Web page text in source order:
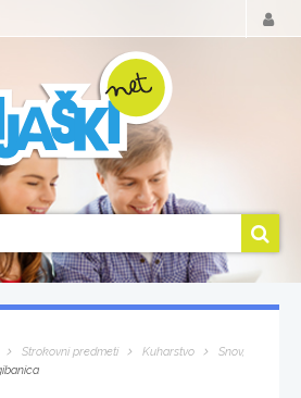
Strokovni predmeti Kuharstvo
Snov,